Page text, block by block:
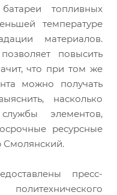
топливных
температуре
материалов.
повысить
что при том же
можно получать
насколько
элементов,
ресурсные
Смолянский.
пресс-